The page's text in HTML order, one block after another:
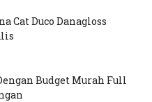
Cat Duco Danagloss
Budget Murah Full